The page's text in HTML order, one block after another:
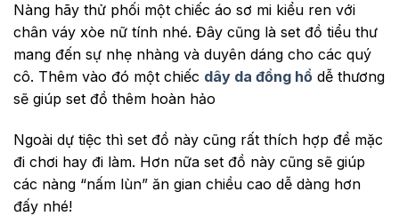
Nàng hãy thử phối một chiếc áo sơ mi kiểu ren với
chân váy xòe nữ tính nhé. Đây cũng là set đồ tiểu thư
mang đến sự nhẹ nhàng và duyên dáng cho các quý
cô. Thêm vào đó một chiếc dây da đồng hồ dễ thương
sẽ giúp set đồ thêm hoàn hảo
Ngoài dự tiệc thì set đồ này cũng rất thích hợp để mặc
đi chơi hay đi làm. Hơn nữa set đồ này cũng sẽ giúp
các nàng “nấm lùn” ăn gian chiều cao dễ dàng hơn
đấy nhé!